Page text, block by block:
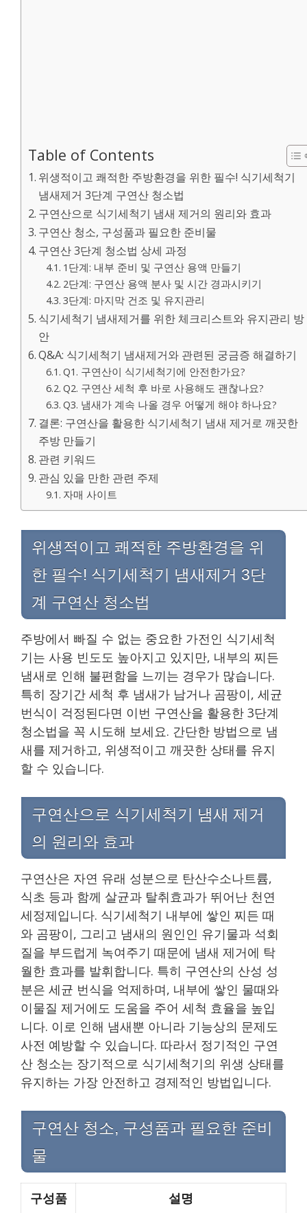
Table of Contents
위생적이고 쾌적한 주방환경을 위한 필수! 식기세척기
냄새제거 3단계 구연산 청소법
구연산으로 식기세척기 냄새 제거의 원리와 효과
구연산 청소, 구성품과 필요한 준비물
구연산 3단계 청소법 상세 과정
1단계: 내부 준비 및 구연산 용액 만들기
2단계: 구연산 용액 분사 및 시간 경과시키기
3단계: 마지막 건조 및 유지관리
식기세척기 냄새제거를 위한 체크리스트와 유지관리 방
안
Q&A: 식기세척기 냄새제거와 관련된 궁금증 해결하기
Q1. 구연산이 식기세척기에 안전한가요?
Q2. 구연산 세척 후 바로 사용해도 괜찮나요?
Q3. 냄새가 계속 나올 경우 어떻게 해야 하나요?
결론: 구연산을 활용한 식기세척기 냄새 제거로 깨끗한
주방 만들기
관련 키워드
관심 있을 만한 관련 주제
자매 사이트
위생적이고 쾌적한 주방환경을 위
한 필수! 식기세척기 냄새제거 3단
계 구연산 청소법
주방에서 빠질 수 없는 중요한 가전인 식기세척
기는 사용 빈도도 높아지고 있지만, 내부의 찌든
냄새로 인해 불편함을 느끼는 경우가 많습니다.
특히 장기간 세척 후 냄새가 남거나 곰팡이, 세균
번식이 걱정된다면 이번 구연산을 활용한 3단계
청소법을 꼭 시도해 보세요. 간단한 방법으로 냄
새를 제거하고, 위생적이고 깨끗한 상태를 유지
할 수 있습니다.
구연산으로 식기세척기 냄새 제거
의 원리와 효과
구연산은 자연 유래 성분으로 탄산수소나트륨,
식초 등과 함께 살균과 탈취효과가 뛰어난 천연
세정제입니다. 식기세척기 내부에 쌓인 찌든 때
와 곰팡이, 그리고 냄새의 원인인 유기물과 석회
질을 부드럽게 녹여주기 때문에 냄새 제거에 탁
월한 효과를 발휘합니다. 특히 구연산의 산성 성
분은 세균 번식을 억제하며, 내부에 쌓인 물때와
이물질 제거에도 도움을 주어 세척 효율을 높입
니다. 이로 인해 냄새뿐 아니라 기능상의 문제도
사전 예방할 수 있습니다. 따라서 정기적인 구연
산 청소는 장기적으로 식기세척기의 위생 상태를
유지하는 가장 안전하고 경제적인 방법입니다.
구연산 청소, 구성품과 필요한 준비
물
구성품 설명